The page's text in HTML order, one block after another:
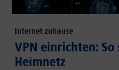
Internet zuhause
VPN einrichten: So
Heimnetz